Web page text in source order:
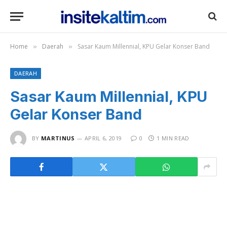
Home » Daerah » Sasar Kaum Millennial, KPU Gelar Konser Band
DAERAH
Sasar Kaum Millennial, KPU
Gelar Konser Band
BY MARTINUS APRIL 6, 2019 0 1 MIN READ